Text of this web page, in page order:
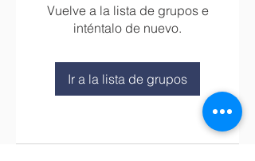
Vuelve a la lista de grupos e
inténtalo de nuevo.
Ir a la lista de grupos